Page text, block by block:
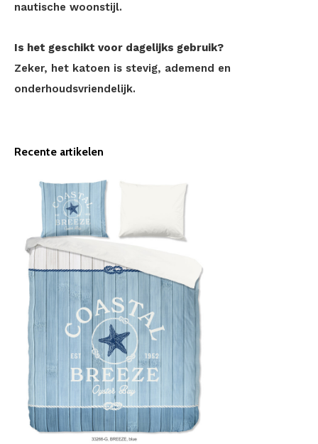
nautische woonstijl.
Is het geschikt voor dagelijks gebruik?
Zeker, het katoen is stevig, ademend en
onderhoudsvriendelijk.
Recente artikelen